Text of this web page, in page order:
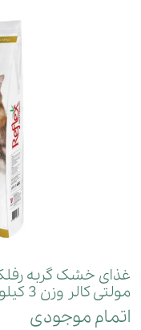
غذای خشک گربه
مولتی کالر وزن 3 کیلوگرم + 300 گرم
اتمام موجودی